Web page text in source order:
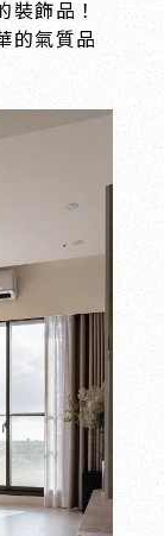
飾品！
的氣質品